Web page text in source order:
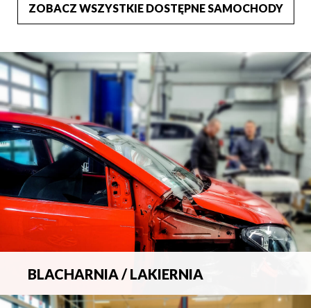
ZOBACZ WSZYSTKIE DOSTĘPNE SAMOCHODY
BLACHARNIA / LAKIERNIA
Kompleksowa obsługa wszelkich napraw